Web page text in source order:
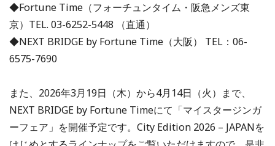
◆Fortune Time（フォーチュンタイム・阪急メンズ東
京）TEL. 03-6252-5448 （直通）
◆NEXT BRIDGE by Fortune Time（大阪） TEL：06-
6575-7690
また、2026年3月19日（木）から4月14日（火）まで、
NEXT BRIDGE by Fortune Timeにて「マイスタージンガ
ーフェア」を開催予定です。City Edition 2026 – JAPANを